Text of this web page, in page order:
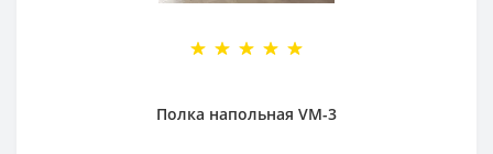
Полка напольная VM-3